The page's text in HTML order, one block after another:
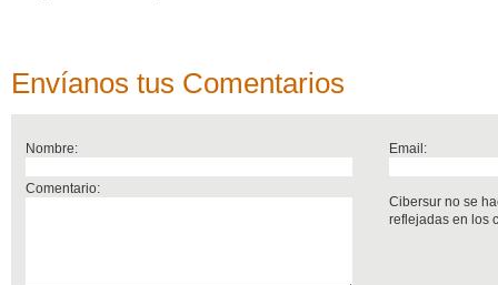
Envíanos tus Comentarios
Nombre: Email:
Comentario:
Cibersur no se
reflejadas en los